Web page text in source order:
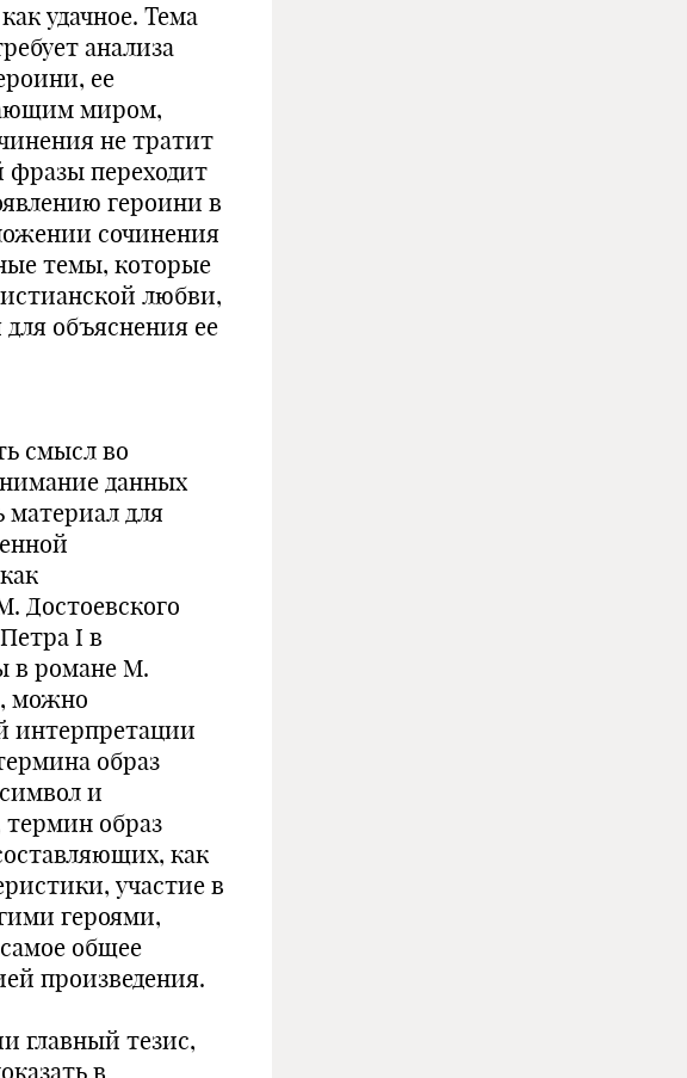
удачное. Тема
анализа
ее
миром,
не тратит
фразы переходит
героини в
сочинения
темы, которые
любви,
для объяснения ее
смысл во
данных
для
Достоевского
I в
в романе М.
можно
интерпретации
образ
и
образ
как
участие в
героями,
общее
произведения.
главный тезис,
в